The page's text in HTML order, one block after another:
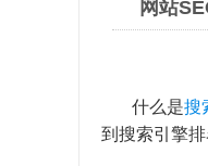
网站
什么是搜
到搜索引擎排